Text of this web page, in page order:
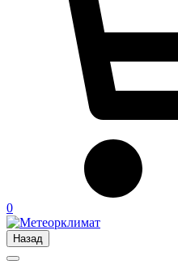
0
Назад